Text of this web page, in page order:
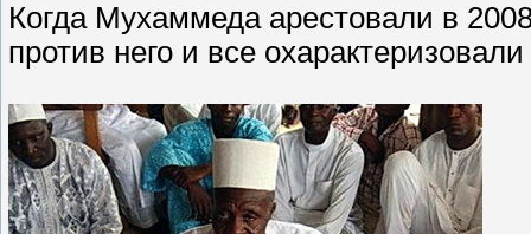
Когда Мухаммеда арестовали в
против него и все